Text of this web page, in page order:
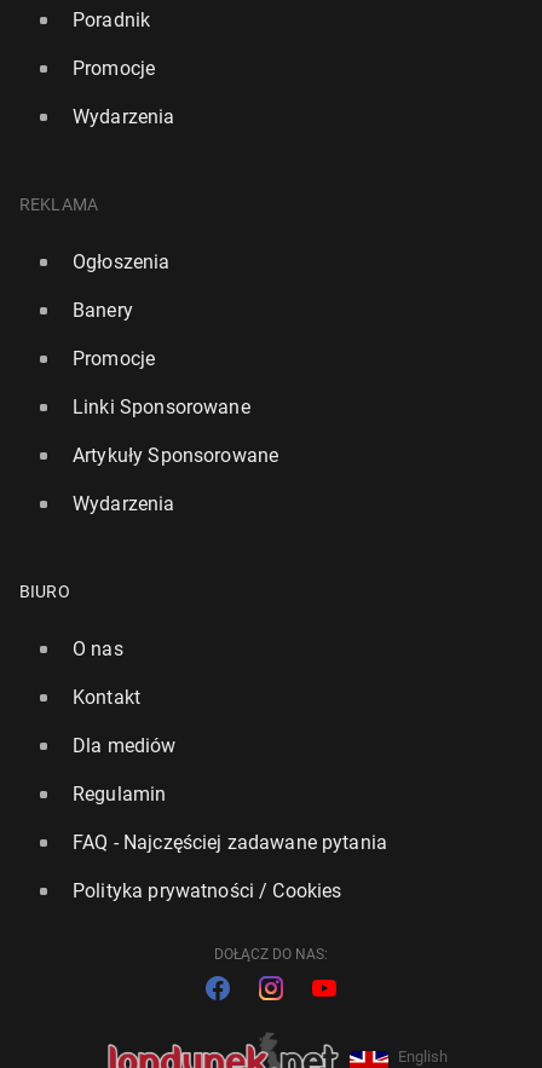
Poradnik
Promocje
Wydarzenia
REKLAMA
Ogłoszenia
Banery
Promocje
Linki Sponsorowane
Artykuły Sponsorowane
Wydarzenia
BIURO
O nas
Kontakt
Dla mediów
Regulamin
FAQ - Najczęściej zadawane pytania
Polityka prywatności / Cookies
DOŁĄCZ DO NAS:
English